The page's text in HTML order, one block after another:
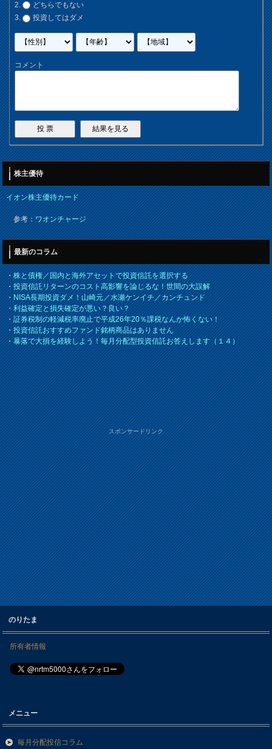
どちらでもない
投資してはダメ
コメント
株主優待
イオン株主優待カード
参考：ワオンチャージ
最新のコラム
・株と債権／国内と海外アセットで投資信託を選択する
・投資信託リターンのコスト高影響を論じるな！世間の大誤解
・NISA長期投資ダメ！山崎元／水瀬ケンイチ／カンチュンド
・利益確定と損失確定が悪い？良い？
・証券税制の軽減税率廃止で平成26年20％課税なんか怖くない！
・投資信託おすすめファンド銘柄商品はありません
・暴落で大損を経験しよう！毎月分配型投資信託お答えします（１４）
スポンサードリンク
のりたま
所有者情報
メニュー
毎月分配投信コラム